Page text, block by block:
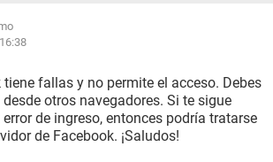
tiene fallas y no permite el acceso. Debes
otros navegadores. Si te sigue
de ingreso, entonces podría tratarse
de Facebook. ¡Saludos!